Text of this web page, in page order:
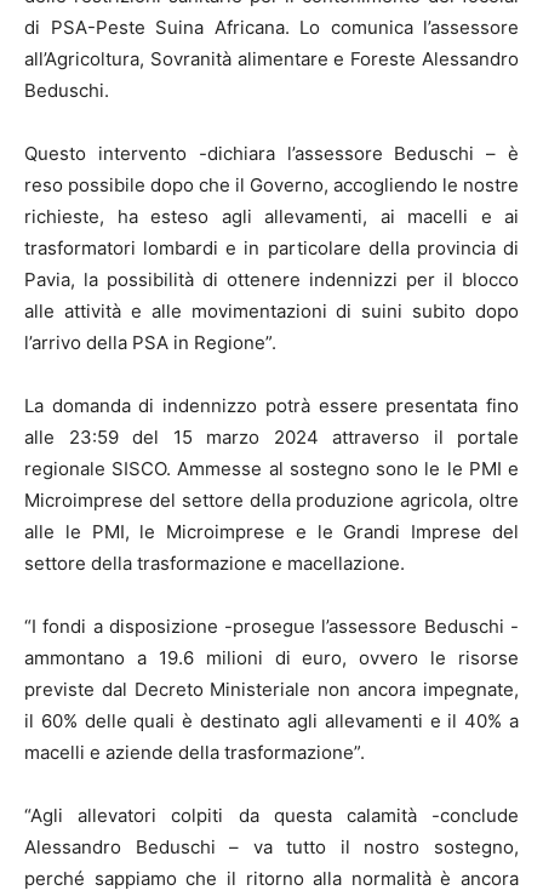
di PSA-Peste Suina Africana. Lo comunica l’assessore
all’Agricoltura, Sovranità alimentare e Foreste Alessandro
Beduschi.
Questo intervento -dichiara l’assessore Beduschi – è
reso possibile dopo che il Governo, accogliendo le nostre
richieste, ha esteso agli allevamenti, ai macelli e ai
trasformatori lombardi e in particolare della provincia di
Pavia, la possibilità di ottenere indennizzi per il blocco
alle attività e alle movimentazioni di suini subito dopo
l’arrivo della PSA in Regione”.
La domanda di indennizzo potrà essere presentata fino
alle 23:59 del 15 marzo 2024 attraverso il portale
regionale SISCO. Ammesse al sostegno sono le le PMI e
Microimprese del settore della produzione agricola, oltre
alle le PMI, le Microimprese e le Grandi Imprese del
settore della trasformazione e macellazione.
“I fondi a disposizione -prosegue l’assessore Beduschi -
ammontano a 19.6 milioni di euro, ovvero le risorse
previste dal Decreto Ministeriale non ancora impegnate,
il 60% delle quali è destinato agli allevamenti e il 40% a
macelli e aziende della trasformazione”.
“Agli allevatori colpiti da questa calamità -conclude
Alessandro Beduschi – va tutto il nostro sostegno,
perché sappiamo che il ritorno alla normalità è ancora